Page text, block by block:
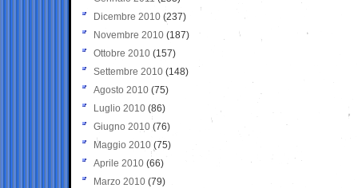
Dicembre 2010 (237)
Novembre 2010 (187)
Ottobre 2010 (157)
Settembre 2010 (148)
Agosto 2010 (75)
Luglio 2010 (86)
Giugno 2010 (76)
Maggio 2010 (75)
Aprile 2010 (66)
Marzo 2010 (79)